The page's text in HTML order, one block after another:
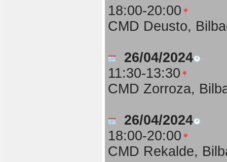
18:00-20:00
CMD Deusto,
26/04/2024
11:30-13:30
CMD Zorroza,
26/04/2024
18:00-20:00
CMD Rekalde,